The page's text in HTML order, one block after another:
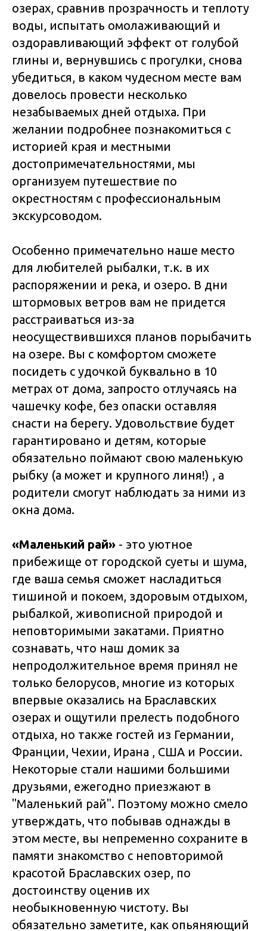
озерах, сравнив прозрачность и теплоту
воды, испытать омолаживающий и
оздоравливающий эффект от голубой
глины и, вернувшись с прогулки, снова
убедиться, в каком чудесном месте вам
довелось провести несколько
незабываемых дней отдыха. При
желании подробнее познакомиться с
историей края и местными
достопримечательностями, мы
организуем путешествие по
окрестностям с профессиональным
экскурсоводом.
Особенно примечательно наше место
для любителей рыбалки, т.к. в их
распоряжении и река, и озеро. В дни
штормовых ветров вам не придется
расстраиваться из-за
неосуществившихся планов порыбачить
на озере. Вы с комфортом сможете
посидеть с удочкой буквально в 10
метрах от дома, запросто отлучаясь на
чашечку кофе, без опаски оставляя
снасти на берегу. Удовольствие будет
гарантировано и детям, которые
обязательно поймают свою маленькую
рыбку (а может и крупного линя!) , а
родители смогут наблюдать за ними из
окна дома.
«Маленький рай» - это уютное
прибежище от городской суеты и шума,
где ваша семья сможет насладиться
тишиной и покоем, здоровым отдыхом,
рыбалкой, живописной природой и
неповторимыми закатами. Приятно
сознавать, что наш домик за
непродолжительное время принял не
только белорусов, многие из которых
впервые оказались на Браславских
озерах и ощутили прелесть подобного
отдыха, но также гостей из Германии,
Франции, Чехии, Ирана , США и России.
Некоторые стали нашими большими
друзьями, ежегодно приезжают в
"Маленький рай". Поэтому можно смело
утверждать, что побывав однажды в
этом месте, вы непременно сохраните в
памяти знакомство с неповторимой
красотой Браславских озер, по
достоинству оценив их
необыкновенную чистоту. Вы
обязательно заметите, как опьяняющий